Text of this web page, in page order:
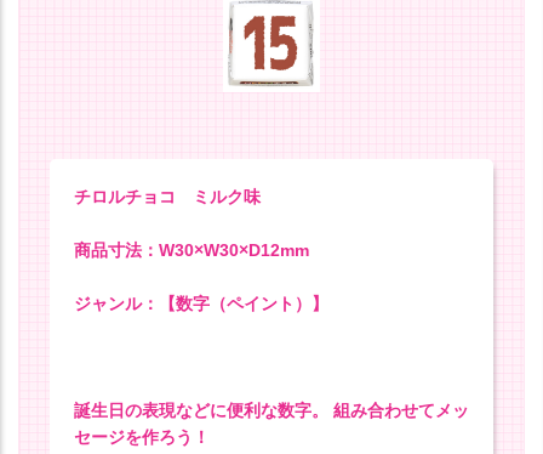
チロルチョコ ミルク味
商品寸法：W30×W30×D12mm
ジャンル：【数字（ペイント）】
誕生日の表現などに便利な数字。 組み合わせてメッ
セージを作ろう！